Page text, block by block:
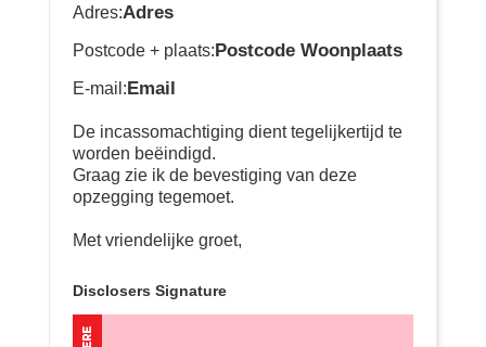
Adres:Adres
Postcode + plaats:Postcode Woonplaats
E-mail:Email
De incassomachtiging dient tegelijkertijd te
worden beëindigd.
Graag zie ik de bevestiging van deze
opzegging tegemoet.
Met vriendelijke groet,
Disclosers Signature